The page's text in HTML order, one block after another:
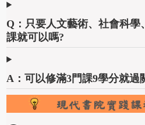
Q：只要人文藝術、社會科學
課就可以嗎?
A：可以修滿3門課9學分就過